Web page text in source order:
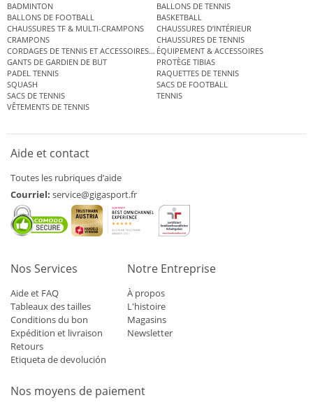
BADMINTON
BALLONS DE TENNIS
BALLONS DE FOOTBALL
BASKETBALL
CHAUSSURES TF & MULTI-CRAMPONS
CHAUSSURES D’INTÉRIEUR
CRAMPONS
CHAUSSURES DE TENNIS
CORDAGES DE TENNIS ET ACCESSOIRES DE TENNISÉQUIPEMENT & ACCESSOIRES
GANTS DE GARDIEN DE BUT
PROTÈGE TIBIAS
PADEL TENNIS
RAQUETTES DE TENNIS
SQUASH
SACS DE FOOTBALL
SACS DE TENNIS
TENNIS
VÊTEMENTS DE TENNIS
Aide et contact
Toutes les rubriques d’aide
Courriel: service@gigasport.fr
Nos Services
Aide et FAQ
Tableaux des tailles
Conditions du bon
Expédition et livraison
Retours
Etiqueta de devolución
Notre Entreprise
À propos
L'histoire
Magasins
Newsletter
Nos moyens de paiement